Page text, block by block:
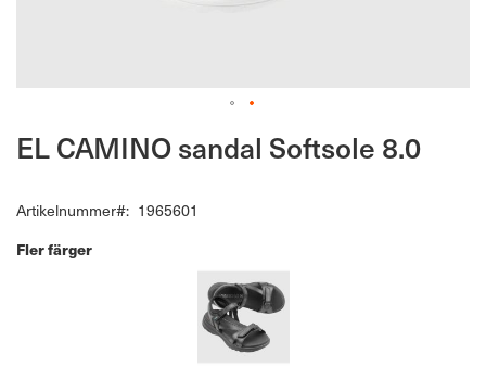
EL CAMINO sandal Softsole 8.0
Artikelnummer 1965601
Fler färger
till
bildgalleriet